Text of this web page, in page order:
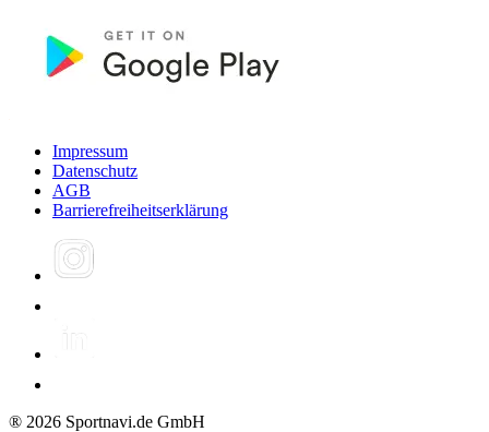
Impressum
Datenschutz
AGB
Barrierefreiheitserklärung
® 2026 Sportnavi.de GmbH